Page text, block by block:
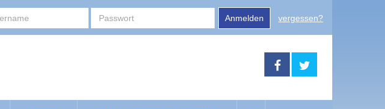
Anmelden vergessen?